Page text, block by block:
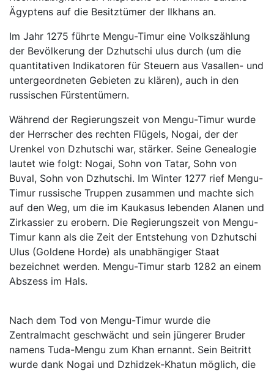
Ägyptens auf die Besitztümer der Ilkhans an.
Im Jahr 1275 führte Mengu-Timur eine Volkszählung
der Bevölkerung der Dzhutschi ulus durch (um die
quantitativen Indikatoren für Steuern aus Vasallen- und
untergeordneten Gebieten zu klären), auch in den
russischen Fürstentümern.
Während der Regierungszeit von Mengu-Timur wurde
der Herrscher des rechten Flügels, Nogai, der der
Urenkel von Dzhutschi war, stärker. Seine Genealogie
lautet wie folgt: Nogai, Sohn von Tatar, Sohn von
Buval, Sohn von Dzhutschi. Im Winter 1277 rief Mengu-
Timur russische Truppen zusammen und machte sich
auf den Weg, um die im Kaukasus lebenden Alanen und
Zirkassier zu erobern. Die Regierungszeit von Mengu-
Timur kann als die Zeit der Entstehung von Dzhutschi
Ulus (Goldene Horde) als unabhängiger Staat
bezeichnet werden. Mengu-Timur starb 1282 an einem
Abszess im Hals.
Nach dem Tod von Mengu-Timur wurde die
Zentralmacht geschwächt und sein jüngerer Bruder
namens Tuda-Mengu zum Khan ernannt. Sein Beitritt
wurde dank Nogai und Dzhidzek-Khatun möglich, die